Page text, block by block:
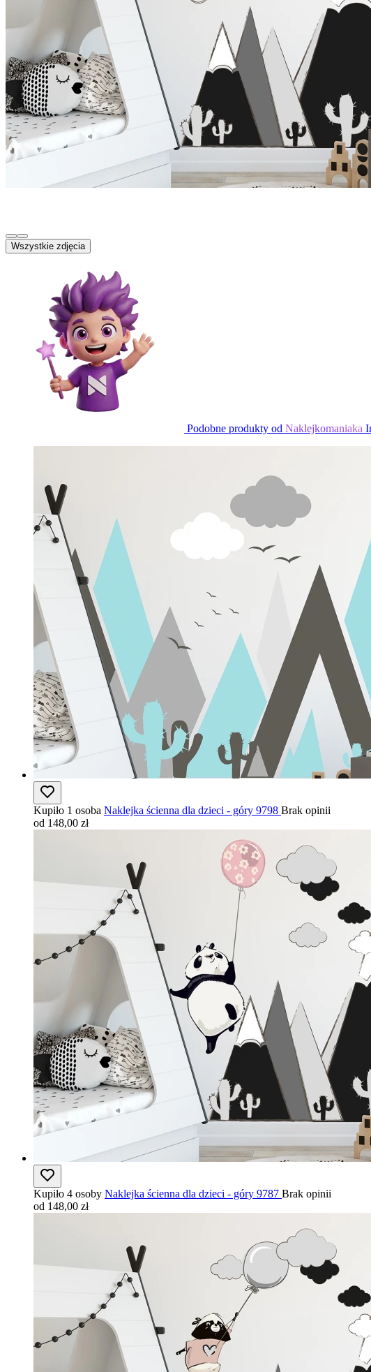
Wszystkie zdjęcia
Podobne produkty od Naklejkomaniaka
Kupiło 1 osoba Naklejka ścienna dla dzieci - góry 9798 Brak opinii
od 148,00 zł
Kupiło 4 osoby Naklejka ścienna dla dzieci - góry 9787 Brak opinii
od 148,00 zł